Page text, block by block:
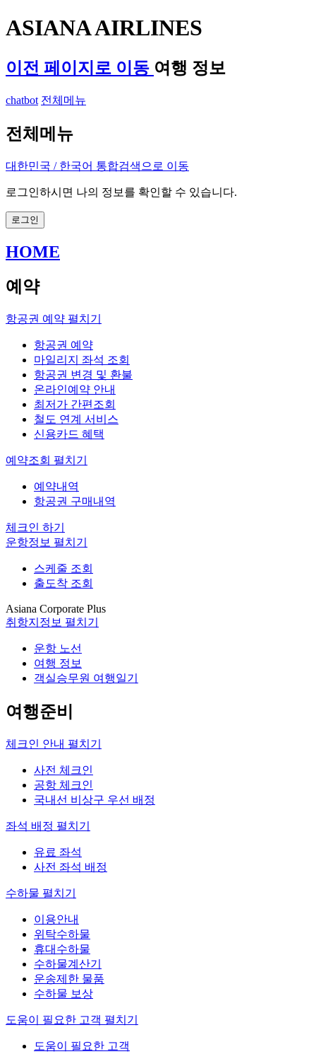
ASIANA AIRLINES
이전 페이지로 이동 여행 정보
chatbot 전체메뉴
전체메뉴
대한민국 / 한국어 통합검색으로 이동
로그인하시면 나의 정보를 확인할 수 있습니다.
로그인
HOME
예약
항공권 예약 펼치기
항공권 예약
마일리지 좌석 조회
항공권 변경 및 환불
온라인예약 안내
최저가 간편조회
철도 연계 서비스
신용카드 혜택
예약조회 펼치기
예약내역
항공권 구매내역
체크인 하기
운항정보 펼치기
스케줄 조회
출도착 조회
Asiana Corporate Plus
취항지정보 펼치기
운항 노선
여행 정보
객실승무원 여행일기
여행준비
체크인 안내 펼치기
사전 체크인
공항 체크인
국내선 비상구 우선 배정
좌석 배정 펼치기
유료 좌석
사전 좌석 배정
수하물 펼치기
이용안내
위탁수하물
휴대수하물
수하물계산기
운송제한 물품
수하물 보상
도움이 필요한 고객 펼치기
도움이 필요한 고객